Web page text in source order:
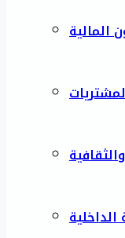
المالية
الداخلية